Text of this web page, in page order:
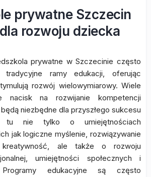
prywatne Szczecin
rozwoju dziecka
prywatne w Szczecinie często
tradycyjne ramy edukacji, oferując
rozwój wielowymiarowy. Wiele
nacisk na rozwijanie kompetencji
niezbędne dla przyszłego sukcesu
tu nie tylko o umiejętnościach
jak logiczne myślenie, rozwiązywanie
ale także o rozwoju
umiejętności społecznych i
Programy edukacyjne są często